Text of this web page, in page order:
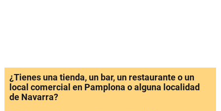
¿Tienes una tienda, un bar, un restaurante o un
local comercial en Pamplona o alguna localidad
de Navarra?